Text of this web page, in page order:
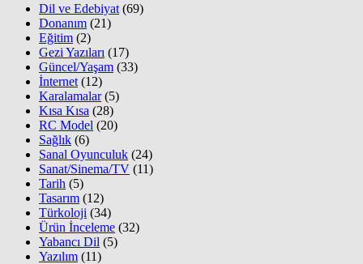
Dil ve Edebiyat (69)
Donanım (21)
Eğitim (2)
Gezi Yazıları (17)
Güncel/Yaşam (33)
İnternet (12)
Karalamalar(5)
Kısa Kısa (28)
RC Model (20)
Sağlık (6)
Sanal Oyunculuk (24)
Sanat/Sinema/TV (11)
Tarih (5)
Tasarım (12)
Türkoloji (34)
Ürün İnceleme (32)
Yabancı Dil (5)
Yazılım (11)